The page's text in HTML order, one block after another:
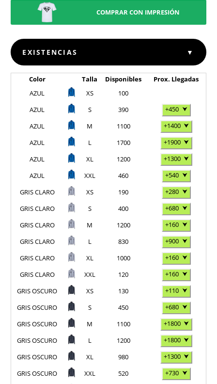
COMPRAR CON IMPRESIÓN
EXISTENCIAS ▼
Color Talla Disponibles
Prox. Llegadas
AZUL
XS
100
AZUL
S 390 +450 ⮟
AZUL
M 1100 +1400 ⮟
AZUL
L 1700 +1900 ⮟
AZUL
XL 1200 +1300 ⮟
AZUL
XXL 460 +540 ⮟
GRIS CLARO
XS 190 +280 ⮟
GRIS CLARO
S 400 +680 ⮟
GRIS CLARO
M 1200 +160 ⮟
GRIS CLARO
L 830 +900 ⮟
GRIS CLARO
XL 1000 +160 ⮟
GRIS CLARO
XXL 120 +160 ⮟
GRIS OSCURO
XS 130 +110 ⮟
GRIS OSCURO
S 450 +680 ⮟
GRIS OSCURO
M 1100 +1800 ⮟
GRIS OSCURO
L 1200 +1800 ⮟
GRIS OSCURO
XL 980 +1300 ⮟
GRIS OSCURO
XXL 520 +730 ⮟